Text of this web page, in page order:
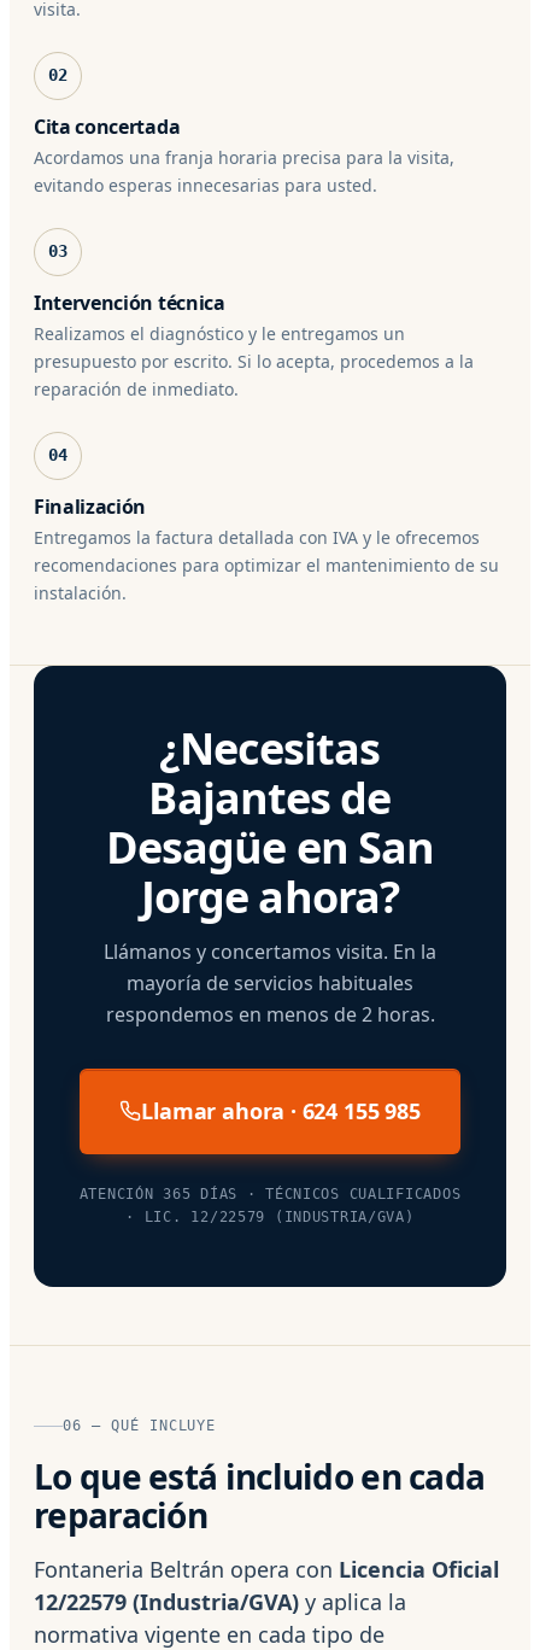
visita.
02
Cita concertada
Acordamos una franja horaria precisa para la visita,
evitando esperas innecesarias para usted.
03
Intervención técnica
Realizamos el diagnóstico y le entregamos un
presupuesto por escrito. Si lo acepta, procedemos a la
reparación de inmediato.
04
Finalización
Entregamos la factura detallada con IVA y le ofrecemos
recomendaciones para optimizar el mantenimiento de su
instalación.
¿Necesitas
Bajantes de
Desagüe en San
Jorge ahora?
Llámanos y concertamos visita. En la
mayoría de servicios habituales
respondemos en menos de 2 horas.
Llamar ahora · 624 155 985
ATENCIÓN 365 DÍAS · TÉCNICOS CUALIFICADOS
· LIC. 12/22579 (INDUSTRIA/GVA)
06 — QUÉ INCLUYE
Lo que está incluido en cada
reparación
Fontaneria Beltrán opera con Licencia Oficial
12/22579 (Industria/GVA) y aplica la
normativa vigente en cada tipo de